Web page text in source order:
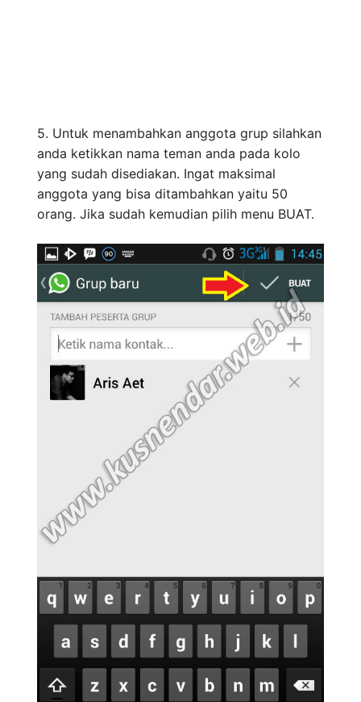
5. Untuk menambahkan anggota grup silahkan
anda ketikkan nama teman anda pada kolo
yang sudah disediakan. Ingat maksimal
anggota yang bisa ditambahkan yaitu 50
orang. Jika sudah kemudian pilih menu BUAT.